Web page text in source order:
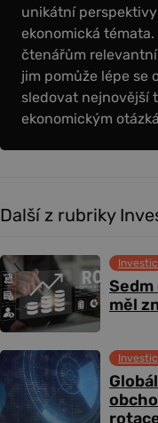
unikátní
ekonomická
čtenářům
jim pomůže lépe se
sledovat nejnovější
ekonomickým
Další z rubriky
měl